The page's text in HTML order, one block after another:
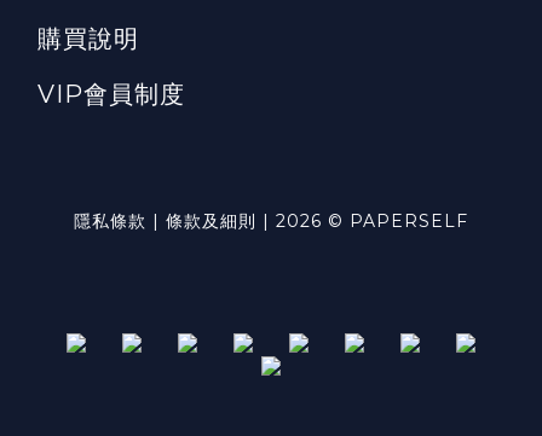
購買說明
VIP會員制度
隱私條款 | 條款及細則 | 2026 © PAPERSELF